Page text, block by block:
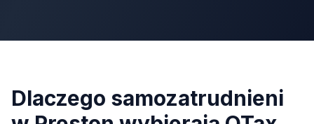
Dlaczego samozatrudnieni